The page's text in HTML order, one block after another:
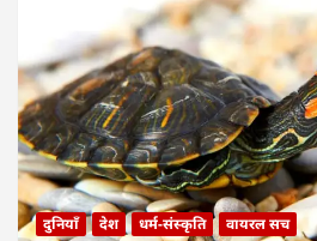
दुनियाँ देश धर्म-संस्कृति वायरल सच